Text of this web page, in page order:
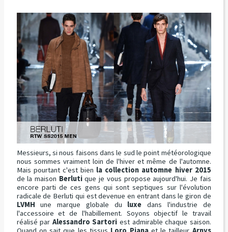
Messieurs, si nous faisons dans le sud le point météorologique
nous sommes vraiment loin de l'hiver et même de l'automne.
Mais pourtant c'est bien la collection automne hiver 2015
de la maison Berlutique je vous propose aujourd'hui. Je fais
encore parti de ces gens qui sont septiques sur l'évolution
radicale de Berluti qui est devenue en entrant dans le giron de
LVMH une marque globale du luxe dans l'industrie de
l'accessoire et de l'habillement. Soyons objectif le travail
réalisé par Alessandro Sartori est admirable chaque saison.